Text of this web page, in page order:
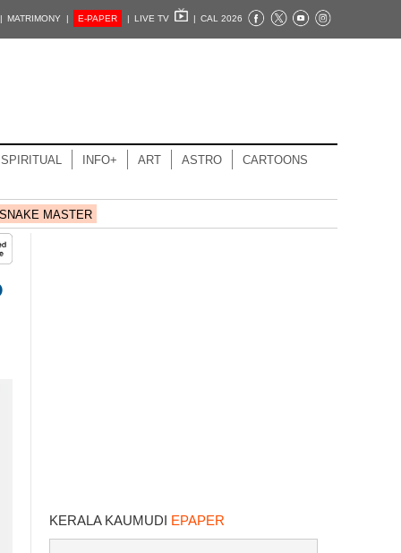
MATRIMONY | E-PAPER | LIVE TV | CAL 2026
SPIRITUAL INFO+ ART ASTRO CARTOONS
MASTER
KERALA KAUMUDI EPAPER